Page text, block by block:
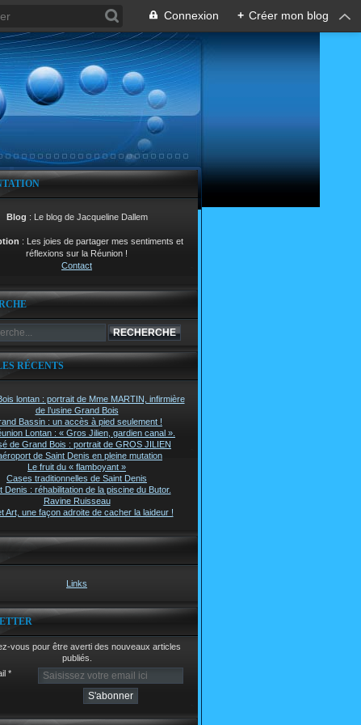
Connexion + Créer mon blog
Blog : Le blog de Jacqueline Dallem
: Les joies de partager mes sentiments et
réflexions sur la Réunion !
Contact
RÉCENTS
lontan : portrait de Mme MARTIN, infirmière
de l’usine Grand Bois
Bassin : un accès à pied seulement !
Lontan : « Gros Jilien, gardien canal ».
de Grand Bois : portrait de GROS JILIEN
de Saint Denis en pleine mutation
Le fruit du « flamboyant »
Cases traditionnelles de Saint Denis
Denis : réhabilitation de la piscine du Butor.
Ravine Ruisseau
Art, une façon adroite de cacher la laideur !
Links
vous pour être averti des nouveaux articles
publiés.